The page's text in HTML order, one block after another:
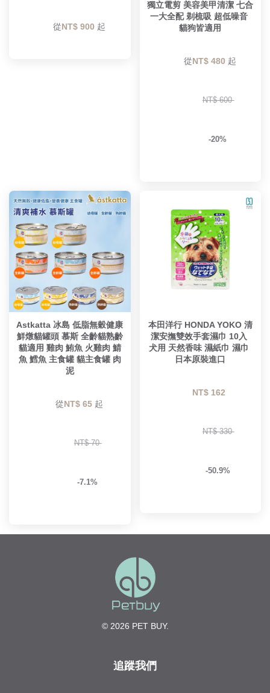
        從
NT$ 900 起
獨立電剪 美容美甲清潔 七合
一大全配 剃梳吸 超低噪音
貓狗皆適用
        從
NT$ 480 起
NT$ 600
-20%
Astkatta 冰島 低脂無穀健康
鮮燉貓罐頭 慕斯 全齡貓熟齡
貓適用 雞肉 鮪魚 火雞肉 鯖
魚 鱈魚 主食罐 貓主食罐 肉
泥
        從
NT$ 65 起
NT$ 70
-7.1%
本田洋行 HONDA YOKO 清
潔安撫雙效手套濕巾 10入
犬用 天然香味 濕紙巾 濕巾
日本原裝進口
NT$ 162
NT$ 330
-50.9%
© 2026 PET BUY.
追蹤我們